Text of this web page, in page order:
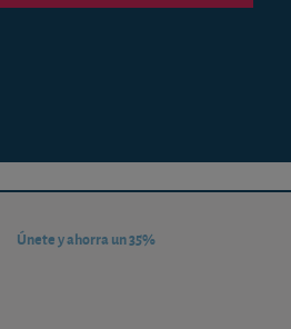
Únete y ahorra un 35%